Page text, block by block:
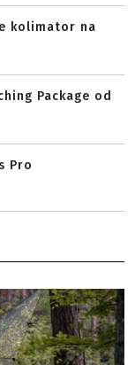
kolimator na
Package od
Pro